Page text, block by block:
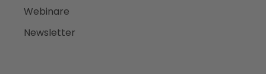
Webinare
Newsletter